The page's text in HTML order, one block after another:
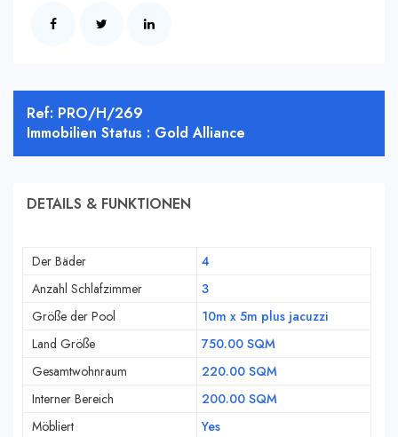
Ref: PRO/H/269
Immobilien Status : Gold Alliance
DETAILS & FUNKTIONEN
Der Bäder
4
Anzahl Schlafzimmer
3
Größe der Pool
10m x 5m plus jacuzzi
Land Größe
750.00 SQM
Gesamtwohnraum
220.00 SQM
Interner Bereich
200.00 SQM
Möbliert
Yes